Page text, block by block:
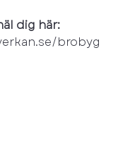
dig här:
brobyg